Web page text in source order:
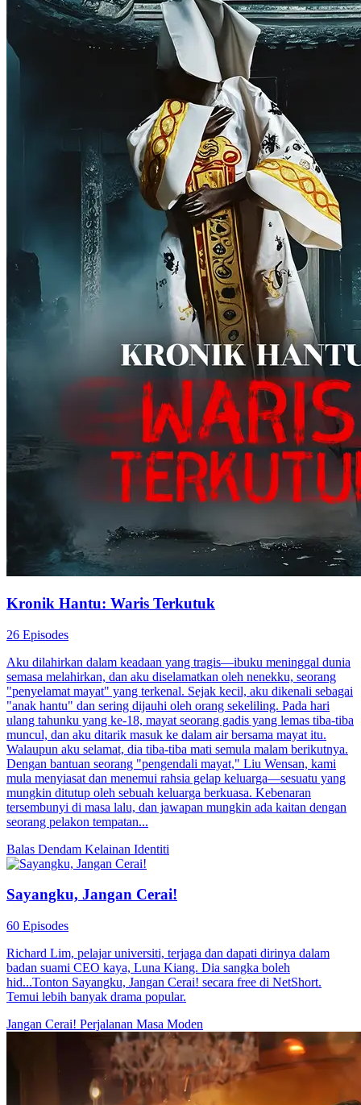
Kronik Hantu: Waris Terkutuk
26 Episodes
Aku dilahirkan dalam keadaan yang tragis—ibuku meninggal dunia
semasa melahirkan, dan aku diselamatkan oleh nenekku, seorang
"penyelamat mayat" yang terkenal. Sejak kecil, aku dikenali sebagai
"anak hantu" dan sering dijauhi oleh orang sekeliling. Pada hari
ulang tahunku yang ke-18, mayat seorang gadis yang lemas tiba-tiba
muncul, dan aku ditarik masuk ke dalam air bersama mayat itu.
Walaupun aku selamat, dia tiba-tiba mati semula malam berikutnya.
Dengan bantuan seorang "pengendali mayat," Liu Wensan, kami
mula menyiasat dan menemui rahsia gelap keluarga—sesuatu yang
mungkin ditutup oleh sebuah keluarga berkuasa. Kebenaran
tersembunyi di masa lalu, dan jawapan mungkin ada kaitan dengan
seorang pelakon tempatan...
Balas Dendam Kelainan Identiti
Sayangku, Jangan Cerai!
60 Episodes
Richard Lim, pelajar universiti, terjaga dan dapati dirinya dalam
badan suami CEO kaya, Luna Kiang. Dia sangka boleh
hid...Tonton Sayangku, Jangan Cerai! secara free di NetShort.
Temui lebih banyak drama popular.
Jangan Cerai! Perjalanan Masa Moden